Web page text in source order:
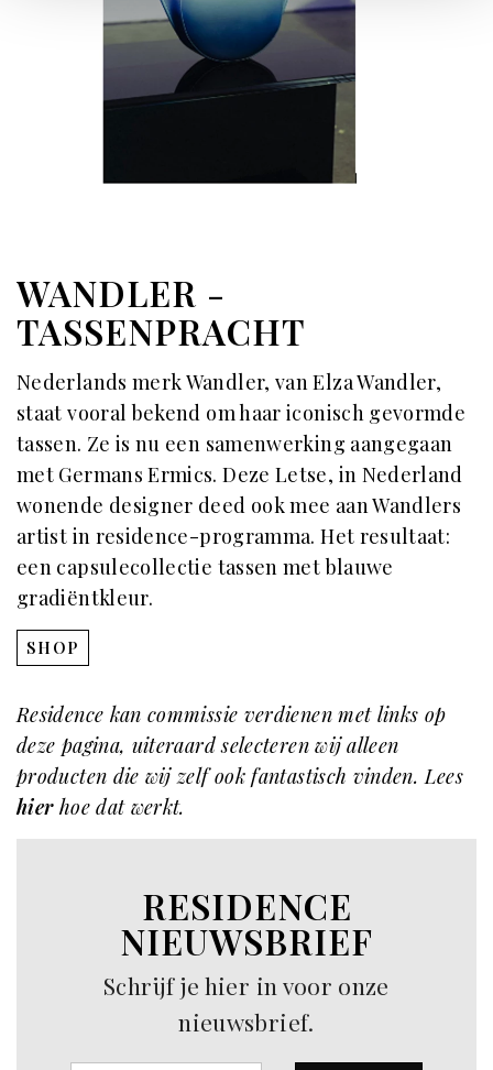
WANDLER -
TASSENPRACHT
Nederlands merk Wandler, van Elza Wandler,
staat vooral bekend om haar iconisch gevormde
tassen. Ze is nu een samenwerking aangegaan
met Germans Ermics. Deze Letse, in Nederland
wonende designer deed ook mee aan Wandlers
artist in residence-programma. Het resultaat:
een capsulecollectie tassen met blauwe
gradiëntkleur.
SHOP
Residence kan commissie verdienen met links op
deze pagina, uiteraard selecteren wij alleen
producten die wij zelf ook fantastisch vinden. Lees
hierhoe dat werkt.
RESIDENCE
NIEUWSBRIEF
Schrijf je hier in voor onze
nieuwsbrief.